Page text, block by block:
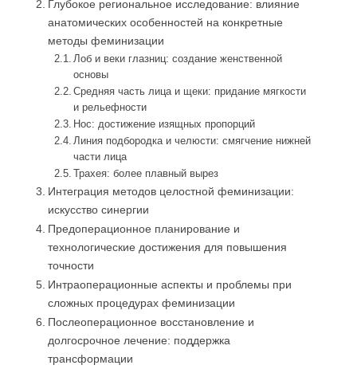
Глубокое региональное исследование: влияние
анатомических особенностей на конкретные
методы феминизации
Лоб и веки глазниц: создание женственной
основы
Средняя часть лица и щеки: придание мягкости
и рельефности
Нос: достижение изящных пропорций
Линия подбородка и челюсти: смягчение нижней
части лица
Трахея: более плавный вырез
Интеграция методов целостной феминизации:
искусство синергии
Предоперационное планирование и
технологические достижения для повышения
точности
Интраоперационные аспекты и проблемы при
сложных процедурах феминизации
Послеоперационное восстановление и
долгосрочное лечение: поддержка
трансформации